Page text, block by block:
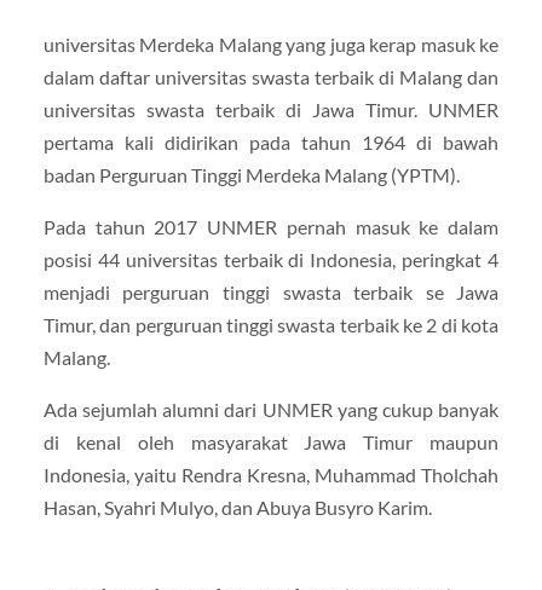
universitas Merdeka Malang yang juga kerap masuk ke
dalam daftar universitas swasta terbaik di Malang dan
universitas swasta terbaik di Jawa Timur. UNMER
pertama kali didirikan pada tahun 1964 di bawah
badan Perguruan Tinggi Merdeka Malang (YPTM).
Pada tahun 2017 UNMER pernah masuk ke dalam
posisi 44 universitas terbaik di Indonesia, peringkat 4
menjadi perguruan tinggi swasta terbaik se Jawa
Timur, dan perguruan tinggi swasta terbaik ke 2 di kota
Malang.
Ada sejumlah alumni dari UNMER yang cukup banyak
di kenal oleh masyarakat Jawa Timur maupun
Indonesia, yaitu Rendra Kresna, Muhammad Tholchah
Hasan, Syahri Mulyo, dan Abuya Busyro Karim.